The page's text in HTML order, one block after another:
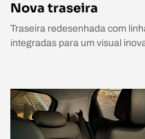
Nova traseira
Traseira redesenhada com
integradas para um visual